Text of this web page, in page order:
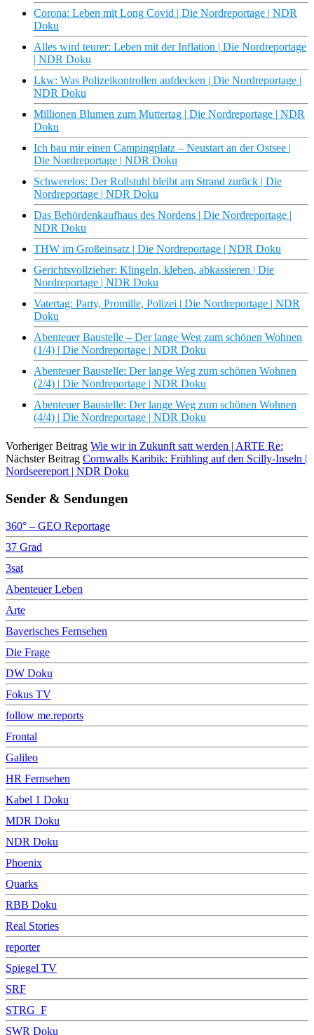
Corona: Leben mit Long Covid | Die Nordreportage | NDR
Doku
Alles wird teurer: Leben mit der Inflation | Die Nordreportage
| NDR Doku
Lkw: Was Polizeikontrollen aufdecken | Die Nordreportage |
NDR Doku
Millionen Blumen zum Muttertag | Die Nordreportage | NDR
Doku
Ich bau mir einen Campingplatz – Neustart an der Ostsee |
Die Nordreportage | NDR Doku
Schwerelos: Der Rollstuhl bleibt am Strand zurück | Die
Nordreportage | NDR Doku
Das Behördenkaufhaus des Nordens | Die Nordreportage |
NDR Doku
THW im Großeinsatz | Die Nordreportage | NDR Doku
Gerichtsvollzieher: Klingeln, kleben, abkassieren | Die
Nordreportage | NDR Doku
Vatertag: Party, Promille, Polizei | Die Nordreportage | NDR
Doku
Abenteuer Baustelle – Der lange Weg zum schönen Wohnen
(1/4) | Die Nordreportage | NDR Doku
Abenteuer Baustelle: Der lange Weg zum schönen Wohnen
(2/4) | Die Nordreportage | NDR Doku
Abenteuer Baustelle: Der lange Weg zum schönen Wohnen
(4/4) | Die Nordreportage | NDR Doku
Vorheriger Beitrag Wie wir in Zukunft satt werden | ARTE Re:
Nächster Beitrag Cornwalls Karibik: Frühling auf den Scilly-Inseln |
Nordseereport | NDR Doku
Sender & Sendungen
360° – GEO Reportage
37 Grad
3sat
Abenteuer Leben
Arte
Bayerisches Fernsehen
Die Frage
DW Doku
Fokus TV
follow me.reports
Frontal
Galileo
HR Fernsehen
Kabel 1 Doku
MDR Doku
NDR Doku
Phoenix
Quarks
RBB Doku
Real Stories
reporter
Spiegel TV
SRF
STRG_F
SWR Doku